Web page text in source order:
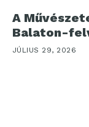
A
Balaton-
JÚLIUS 29, 2026